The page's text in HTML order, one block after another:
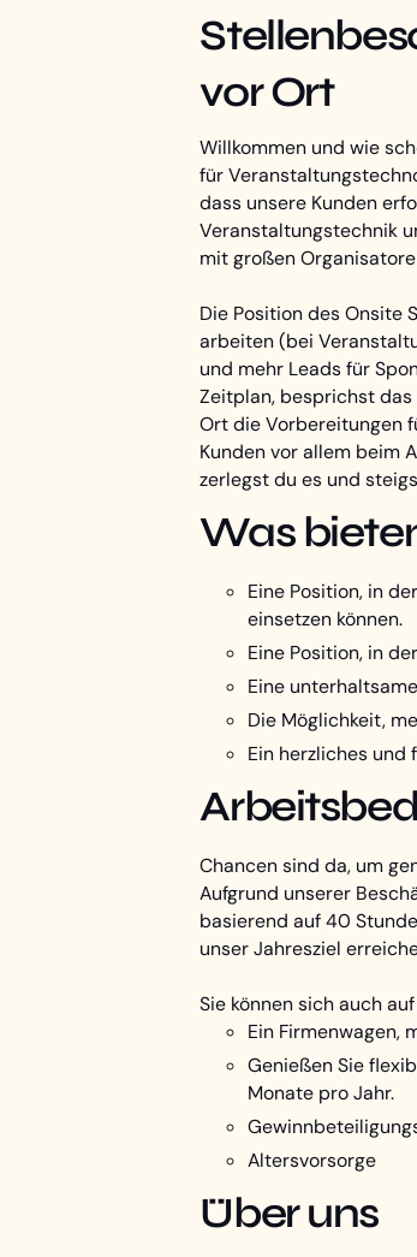
vor Ort
Willkommen und wie
für
dass unsere Kunden
Veranstaltungstechnik
mit großen
Die Position des Onsite
arbeiten (bei
und mehr Leads für
Zeitplan, besprichst das
Ort die Vorbereitungen
Kunden vor allem beim
zerlegst du es und
Was
Eine Position, in
einsetzen können.
Eine Position, in
Eine
Die Möglichkeit,
Ein herzliches und
Chancen sind da, um
Aufgrund unserer
basierend auf 40
unser Jahresziel
Sie können sich auch
Ein Firmenwagen,
Genießen Sie
Monate pro Jahr.
Altersvorsorge
Über uns